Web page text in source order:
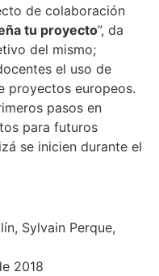
de colaboración
tu proyecto”, da
del mismo;
el uso de
proyectos europeos.
pasos en
para futuros
se inicien durante el
Sylvain Perque,
2018